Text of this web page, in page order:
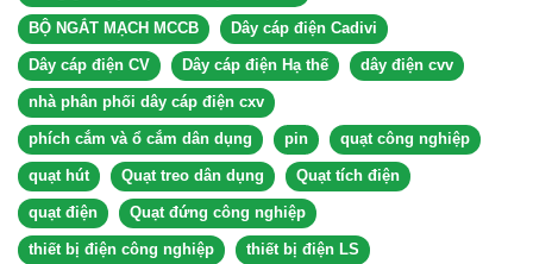
BỘ NGẮT MẠCH MCCB Dây cáp điện Cadivi
Dây cáp điện CV Dây cáp điện Hạ thế dây điện cvv
nhà phân phối dây cáp điện cxv
phích cắm và ổ cắm dân dụng pin quạt công nghiệp
quạt hút Quạt treo dân dụng Quạt tích điện
quạt điện Quạt đứng công nghiệp
thiết bị điện công nghiệp thiết bị điện LS